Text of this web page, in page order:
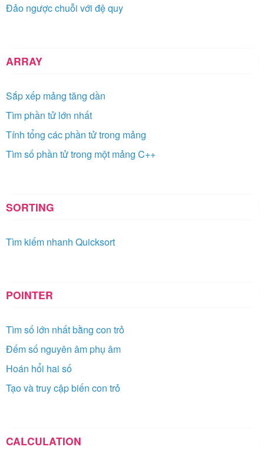
Đảo ngược chuỗi với đệ quy
ARRAY
Sắp xếp mảng tăng dần
Tìm phần tử lớn nhất
Tính tổng các phần tử trong mảng
Tìm số phần tử trong một mảng C++
SORTING
Tìm kiếm nhanh Quicksort
POINTER
Tìm số lớn nhất bằng con trỏ
Đếm số nguyên âm phụ âm
Hoán hổi hai số
Tạo và truy cập biến con trỏ
CALCULATION